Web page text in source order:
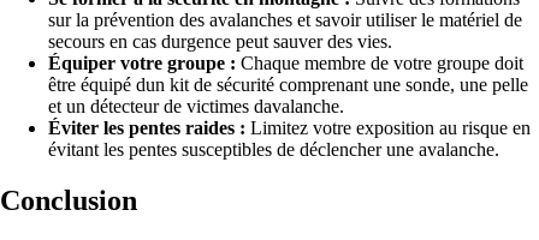
sur la prévention des avalanches et savoir utiliser le matériel de
secours en cas durgence peut sauver des vies.
Équiper votre groupe : Chaque membre de votre groupe doit
être équipé dun kit de sécurité comprenant une sonde, une pelle
et un détecteur de victimes davalanche.
Éviter les pentes raides : Limitez votre exposition au risque en
évitant les pentes susceptibles de déclencher une avalanche.
Conclusion